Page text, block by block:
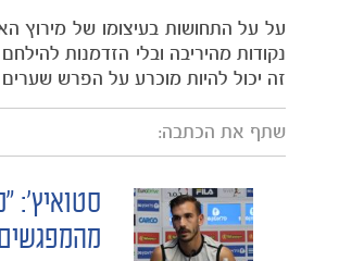
זה יכול להיות מוכרע על הפרש
שתף את הכתבה:
POST
סטואיץ':